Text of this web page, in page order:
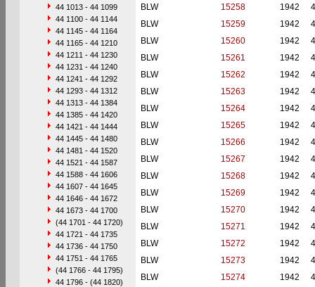
44 1013 - 44 1099
44 1100 - 44 1144
44 1145 - 44 1164
44 1165 - 44 1210
44 1211 - 44 1230
44 1231 - 44 1240
44 1241 - 44 1292
44 1293 - 44 1312
44 1313 - 44 1384
44 1385 - 44 1420
44 1421 - 44 1444
44 1445 - 44 1480
44 1481 - 44 1520
44 1521 - 44 1587
44 1588 - 44 1606
44 1607 - 44 1645
44 1646 - 44 1672
44 1673 - 44 1700
(44 1701 - 44 1720)
44 1721 - 44 1735
44 1736 - 44 1750
44 1751 - 44 1765
(44 1766 - 44 1795)
44 1796 - (44 1820)
BLW
15258 1942
BLW
15259 1942
BLW
15260 1942
BLW
15261 1942
BLW
15262 1942
BLW
15263 1942
BLW
15264 1942
BLW
15265 1942
BLW
15266 1942
BLW
15267 1942
BLW
15268 1942
BLW
15269 1942
BLW
15270 1942
BLW
15271 1942
BLW
15272 1942
BLW
15273 1942
BLW
15274 1942